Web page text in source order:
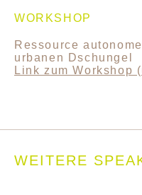
WORKSHOP
Ressource
urbanen Dschungel
Link zum Workshop
WEITERE